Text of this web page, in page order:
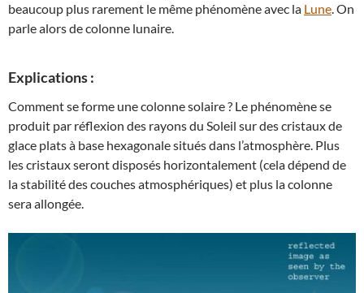
beaucoup plus rarement le même phénomène avec la Lune. On
parle alors de colonne lunaire.
Explications :
Comment se forme une colonne solaire ? Le phénomène se
produit par réflexion des rayons du Soleil sur des cristaux de
glace plats à base hexagonale situés dans l’atmosphère. Plus
les cristaux seront disposés horizontalement (cela dépend de
la stabilité des couches atmosphériques) et plus la colonne
sera allongée.